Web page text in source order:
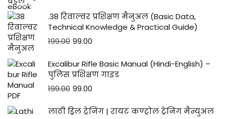
.38 रिवाल्वर प्रशिक्षण मैनुअल (Basic Data,
Technical Knowledge & Practical Guide)
199.00 99.00
Excalibur Rifle Basic Manual (Hindi-English) –
पुलिस प्रशिक्षण गाइड
199.00 99.00
लाठी ड्रिल ट्रेनिंग | रायट कण्ट्रोल ट्रेनिंग मैन्युअल